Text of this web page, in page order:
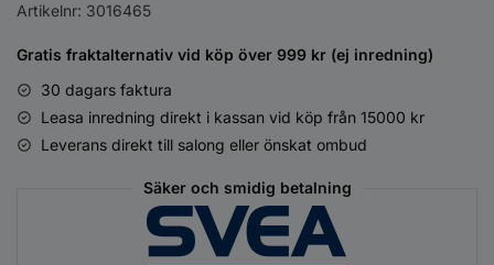
Artikelnr: 3016465
Gratis fraktalternativ vid köp över 999 kr (ej inredning)
30 dagars faktura
Leasa inredning direkt i kassan vid köp från 15000 kr
Leverans direkt till salong eller önskat ombud
Säker och smidig betalning